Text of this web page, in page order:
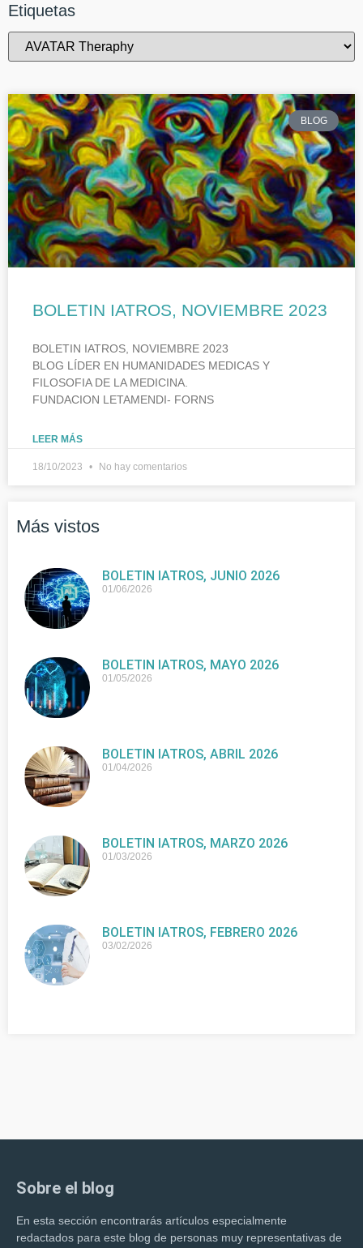
Etiquetas
BLOG
BOLETIN IATROS, NOVIEMBRE 2023
BOLETIN IATROS, NOVIEMBRE 2023
BLOG LÍDER EN HUMANIDADES MEDICAS Y
FILOSOFIA DE LA MEDICINA.
FUNDACION LETAMENDI- FORNS
LEER MÁS
18/10/2023 No hay comentarios
Más vistos
BOLETIN IATROS, JUNIO 2026
01/06/2026
BOLETIN IATROS, MAYO 2026
01/05/2026
BOLETIN IATROS, ABRIL 2026
01/04/2026
BOLETIN IATROS, MARZO 2026
01/03/2026
BOLETIN IATROS, FEBRERO 2026
03/02/2026
Sobre el blog
En esta sección encontrarás artículos especialmente
redactados para este blog de personas muy representativas de